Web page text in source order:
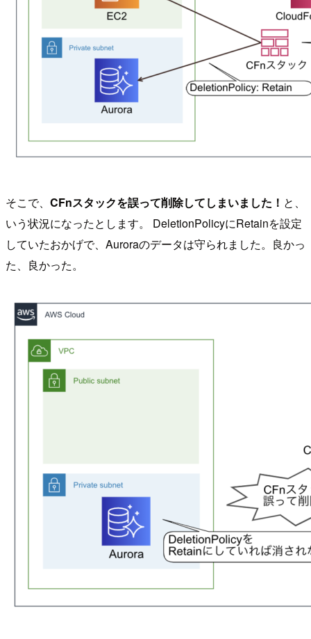
そこで、 CFnスタックを誤って削除してしまいました！ と、
いう状況になったとします。 DeletionPolicyにRetainを設定
していたおかげで、Auroraのデータは守られました。良かっ
た、良かった。